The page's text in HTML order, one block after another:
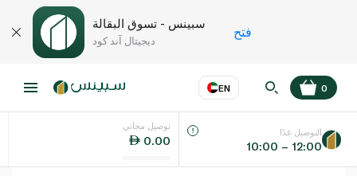
سبينس - تسوق البقالة
ديجيتال آند كود
فتح
EN
اللغة عر
0
توصيل مجاني
0.00
التوصيل غدًا
10:00 – 12:00